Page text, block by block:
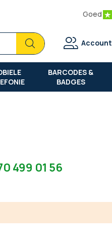
Goed
Zoek
Zoek
Account
BARCODES &
BADGES
499 01 56